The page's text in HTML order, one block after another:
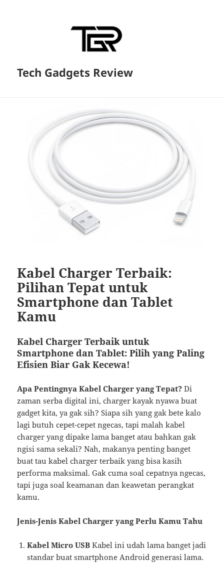
Tech Gadgets Review
Kabel Charger Terbaik:
Pilihan Tepat untuk
Smartphone dan Tablet
Kamu
Kabel Charger Terbaik untuk
Smartphone dan Tablet: Pilih yang Paling
Efisien Biar Gak Kecewa!
Apa Pentingnya Kabel Charger yang Tepat? Di
zaman serba digital ini, charger kayak nyawa buat
gadget kita, ya gak sih? Siapa sih yang gak bete kalo
lagi butuh cepet-cepet ngecas, tapi malah kabel
charger yang dipake lama banget atau bahkan gak
ngisi sama sekali? Nah, makanya penting banget
buat tau kabel charger terbaik yang bisa kasih
performa maksimal. Gak cuma soal cepatnya ngecas,
tapi juga soal keamanan dan keawetan perangkat
kamu.
Jenis-Jenis Kabel Charger yang Perlu Kamu Tahu
Kabel Micro USB Kabel ini udah lama banget jadi
standar buat smartphone Android generasi lama.